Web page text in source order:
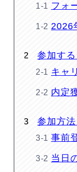
フォ
2026
参加する
キャ
内定
参加方
事前
当日